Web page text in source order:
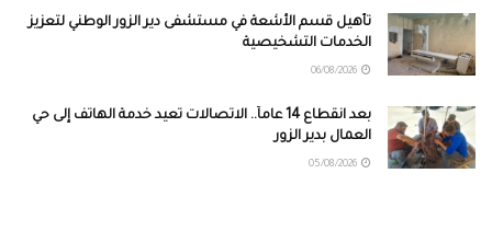
تأهيل قسم الأشعة في مستشفى دير الزور الوطني لتعزيز
الخدمات التشخيصية
بعد انقطاع 14 عاماً.. الاتصالات تعيد خدمة الهاتف إلى حي
العمال بدير الزور